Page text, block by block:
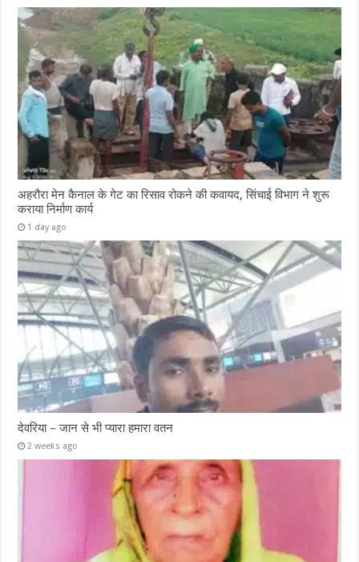
अहरौरा मेन कैनाल के गेट का रिसाव रोकने की कवायद, सिंचाई विभाग ने शुरू
कराया निर्माण कार्य
1 day ago
देवरिया – जान से भी प्यारा हमारा वतन
2 weeks ago